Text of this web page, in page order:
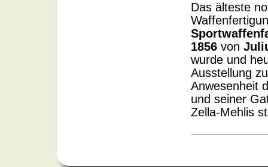
Das älteste
1856 von
wurde und
Ausstellung
Anwesenheit
und seiner
Zella-Mehlis